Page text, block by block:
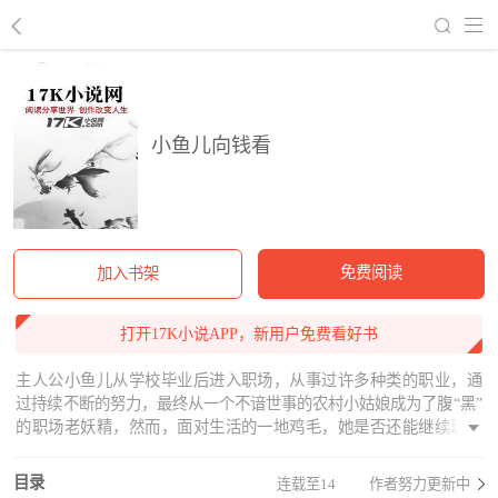
小鱼儿向钱看
加入书架 免费阅读
打开17K小说APP，新用户免费看好书
主人公小鱼儿从学校毕业后进入职场，从事过许多种类的职业，通
过持续不断的努力，最终从一个不谙世事的农村小姑娘成为了腹“黑”
的职场老妖精，然而，面对生活的一地鸡毛，她是否还能继续玩转
目录
连载至14 作者努力更新中